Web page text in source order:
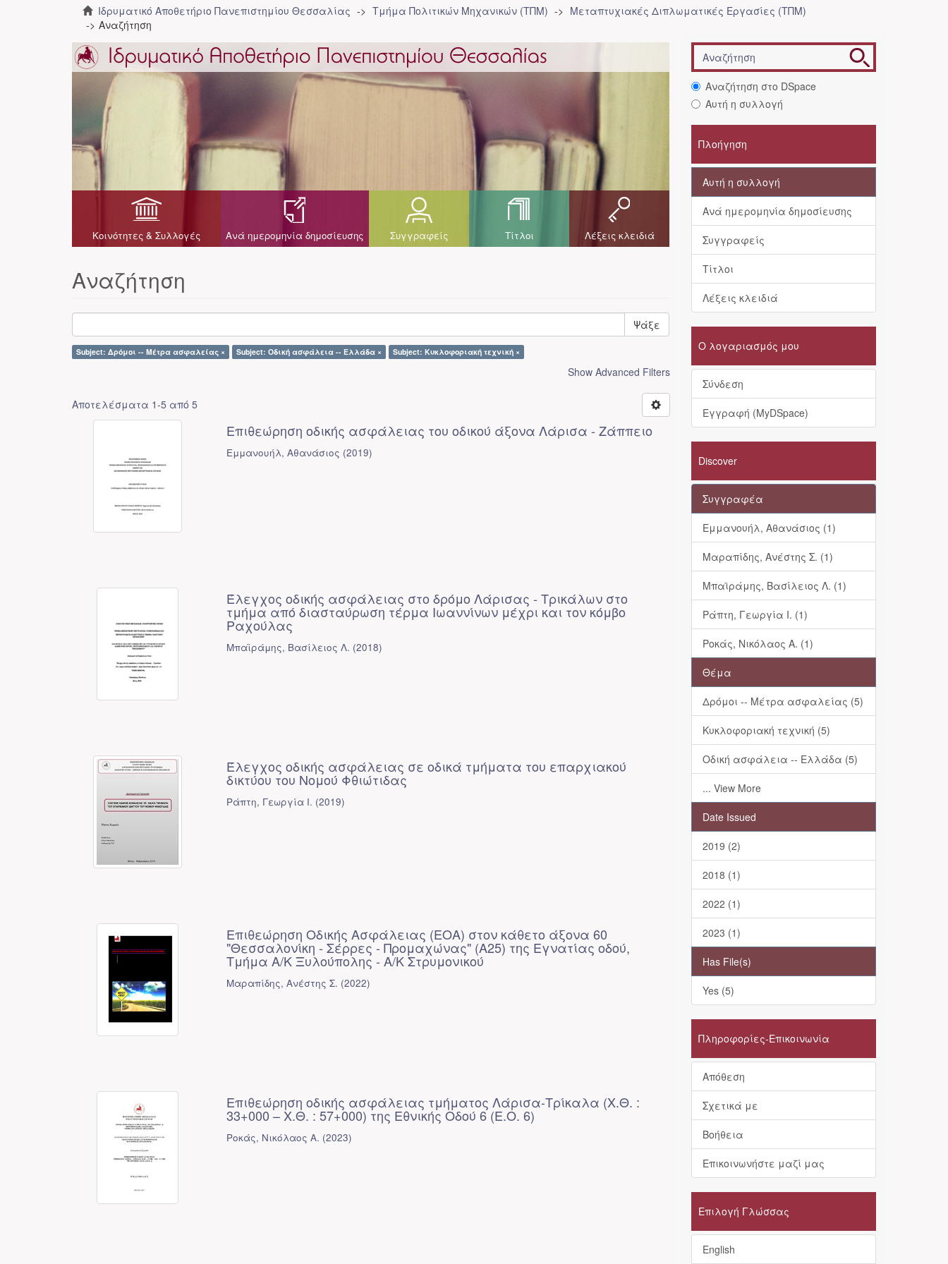
Ιδρυματικό Αποθετήριο Πανεπιστημίου Θεσσαλίας Τμήμα Πολιτικών Μηχανικών (ΤΠΜ)
Μεταπτυχιακές Διπλωματικές Εργασίες (ΤΠΜ)
Αναζήτηση
Κοινότητες & Συλλογές Ανά ημερομηνία δημοσίευσης Συγγραφείς Τίτλοι Λέξεις κλειδιά
Αναζήτηση
Ψάξε
Subject: Δρόμοι -- Μέτρα ασφαλείας × Subject: Οδική ασφάλεια -- Ελλάδα × Subject: Κυκλοφοριακή τεχνική ×
Show Advanced Filters
Αποτελέσματα 1-5 από 5
Επιθεώρηση οδικής ασφάλειας του οδικού άξονα Λάρισα - Ζάππειο
Εμμανουήλ, Αθανάσιος (2019)
Έλεγχος οδικής ασφάλειας στο δρόμο Λάρισας - Τρικάλων στο
τμήμα από διασταύρωση τέρμα Ιωαννίνων μέχρι και τον κόμβο
Ραχούλας
Μπαϊράμης, Βασίλειος Λ. (2018)
Έλεγχος οδικής ασφάλειας σε οδικά τμήματα του επαρχιακού
δικτύου του Νομού Φθιώτιδας
Ράπτη, Γεωργία Ι. (2019)
Επιθεώρηση Οδικής Ασφάλειας (ΕΟΑ) στον κάθετο άξονα 60
"Θεσσαλονίκη - Σέρρες - Προμαχώνας" (Α25) της Εγνατίας οδού,
Τμήμα Α/Κ Ξυλούπολης - Α/Κ Στρυμονικού
Μαραπίδης, Ανέστης Σ. (2022)
Επιθεώρηση οδικής ασφάλειας τμήματος Λάρισα-Τρίκαλα (Χ.Θ. :
33+000 – Χ.Θ. : 57+000) της Εθνικής Οδού 6 (Ε.Ο. 6)
Ροκάς, Νικόλαος Α. (2023)
Αναζήτηση στο DSpace
Αυτή η συλλογή
Πλοήγηση
Αυτή η συλλογή
Ανά ημερομηνία δημοσίευσης
Συγγραφείς
Τίτλοι
Λέξεις κλειδιά
Ο λογαριασμός μου
Σύνδεση
Εγγραφή (MyDSpace)
Discover
Συγγραφέα
Εμμανουήλ, Αθανάσιος (1)
Μαραπίδης, Ανέστης Σ. (1)
Μπαϊράμης, Βασίλειος Λ. (1)
Ράπτη, Γεωργία Ι. (1)
Ροκάς, Νικόλαος Α. (1)
Θέμα
Δρόμοι -- Μέτρα ασφαλείας (5)
Κυκλοφοριακή τεχνική (5)
Οδική ασφάλεια -- Ελλάδα (5)
... View More
Date Issued
2019 (2)
2018 (1)
2022 (1)
2023 (1)
Has File(s)
Yes (5)
Πληροφορίες-Επικοινωνία
Απόθεση
Σχετικά με
Βοήθεια
Επικοινωνήστε μαζί μας
Επιλογή Γλώσσας
English